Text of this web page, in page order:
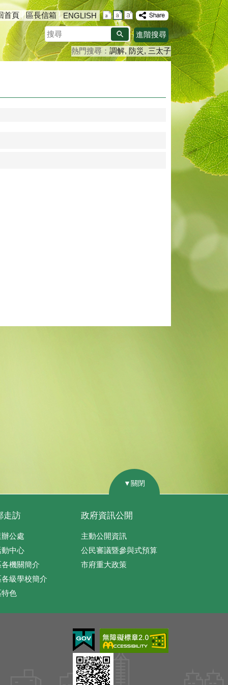
首頁 區長信箱
ENGLISH
搜
尋
進階搜尋
熱門搜尋： 調解 防災 三太子
▼關閉
走訪
公處
中心
機關簡介
級學校簡介
色
政府資訊公開
主動公開資訊
公民審議暨參與式預算
市府重大政策